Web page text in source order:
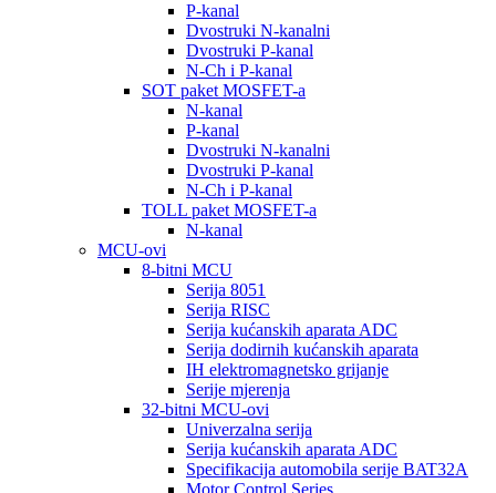
P-kanal
Dvostruki N-kanalni
Dvostruki P-kanal
N-Ch i P-kanal
SOT paket MOSFET-a
N-kanal
P-kanal
Dvostruki N-kanalni
Dvostruki P-kanal
N-Ch i P-kanal
TOLL paket MOSFET-a
N-kanal
MCU-ovi
8-bitni MCU
Serija 8051
Serija RISC
Serija kućanskih aparata ADC
Serija dodirnih kućanskih aparata
IH elektromagnetsko grijanje
Serije mjerenja
32-bitni MCU-ovi
Univerzalna serija
Serija kućanskih aparata ADC
Specifikacija automobila serije BAT32A
Motor Control Series